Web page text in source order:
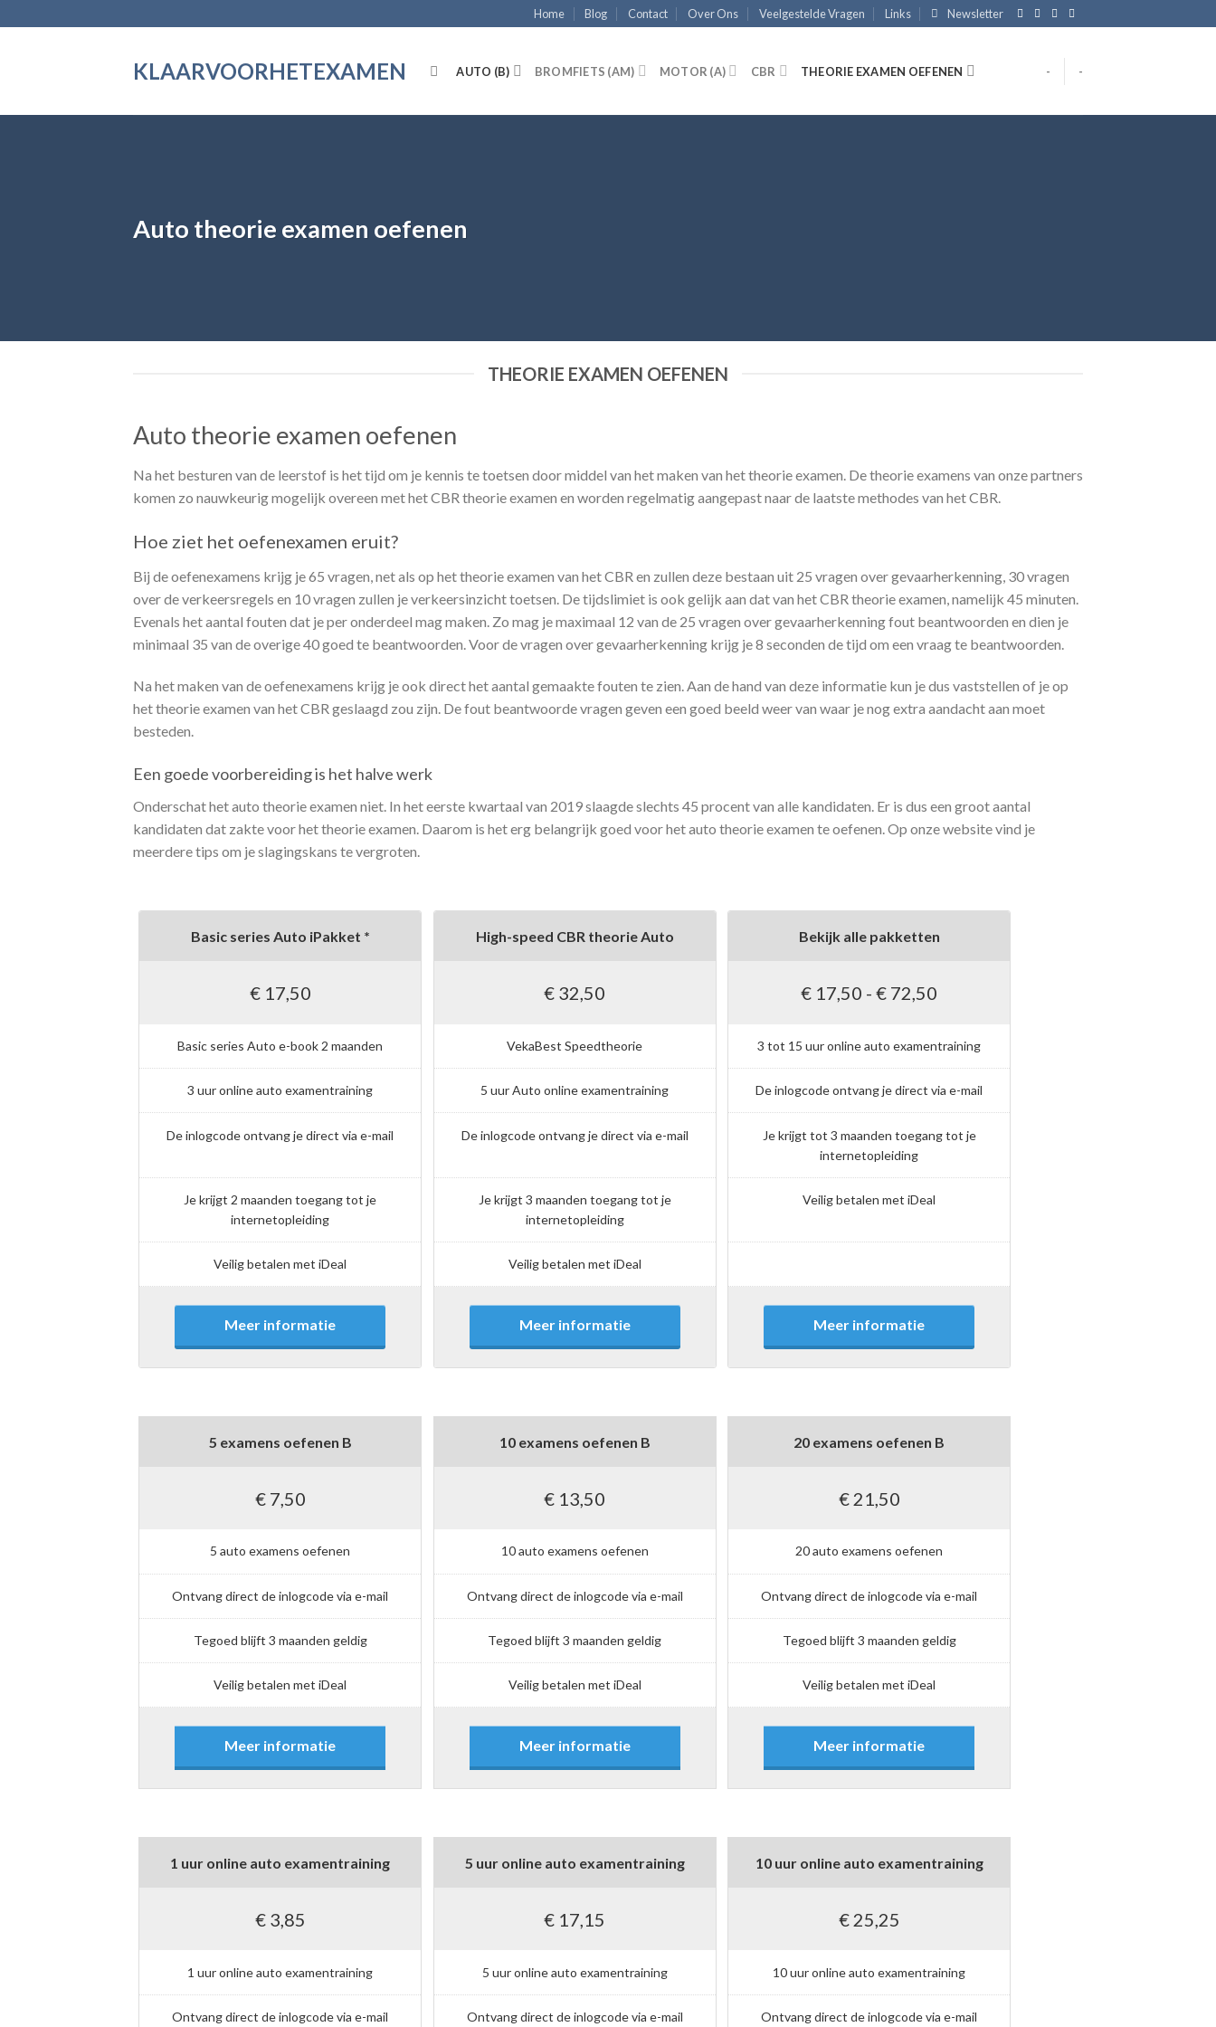
to
Home Blog Contact Over Ons Veelgestelde Vragen Links Newsletter
KLAARVOORHETEXAMEN AUTO (B) BROMFIETS (AM) MOTOR (A) CBR THEORIE EXAMEN OEFENEN - -
Auto theorie examen oefenen
THEORIE EXAMEN OEFENEN
Auto theorie examen oefenen
Na het besturen van de leerstof is het tijd om je kennis te toetsen door middel van het maken van het theorie examen. De theorie examens van onze partners
komen zo nauwkeurig mogelijk overeen met het CBR theorie examen en worden regelmatig aangepast naar de laatste methodes van het CBR.
Hoe ziet het oefenexamen eruit?
Bij de oefenexamens krijg je 65 vragen, net als op het theorie examen van het CBR en zullen deze bestaan uit 25 vragen over gevaarherkenning, 30 vragen
over de verkeersregels en 10 vragen zullen je verkeersinzicht toetsen. De tijdslimiet is ook gelijk aan dat van het CBR theorie examen, namelijk 45 minuten.
Evenals het aantal fouten dat je per onderdeel mag maken. Zo mag je maximaal 12 van de 25 vragen over gevaarherkenning fout beantwoorden en dien je
minimaal 35 van de overige 40 goed te beantwoorden. Voor de vragen over gevaarherkenning krijg je 8 seconden de tijd om een vraag te beantwoorden.
Na het maken van de oefenexamens krijg je ook direct het aantal gemaakte fouten te zien. Aan de hand van deze informatie kun je dus vaststellen of je op
het theorie examen van het CBR geslaagd zou zijn. De fout beantwoorde vragen geven een goed beeld weer van waar je nog extra aandacht aan moet
besteden.
Een goede voorbereiding is het halve werk
Onderschat het auto theorie examen niet. In het eerste kwartaal van 2019 slaagde slechts 45 procent van alle kandidaten. Er is dus een groot aantal
kandidaten dat zakte voor het theorie examen. Daarom is het erg belangrijk goed voor het auto theorie examen te oefenen. Op onze website vind je
meerdere tips om je slagingskans te vergroten.
Basic series Auto iPakket *
€ 17,50
Basic series Auto e-book 2 maanden
3 uur online auto examentraining
De inlogcode ontvang je direct via e-mail
Je krijgt 2 maanden toegang tot je
internetopleiding
Veilig betalen met iDeal
Meer informatie
High-speed CBR theorie Auto
€ 32,50
VekaBest Speedtheorie
5 uur Auto online examentraining
De inlogcode ontvang je direct via e-mail
Je krijgt 3 maanden toegang tot je
internetopleiding
Veilig betalen met iDeal
Meer informatie
Bekijk alle pakketten
€ 17,50 - € 72,50
3 tot 15 uur online auto examentraining
De inlogcode ontvang je direct via e-mail
Je krijgt tot 3 maanden toegang tot je
internetopleiding
Veilig betalen met iDeal
Meer informatie
5 examens oefenen B
€ 7,50
5 auto examens oefenen
Ontvang direct de inlogcode via e-mail
Tegoed blijft 3 maanden geldig
Veilig betalen met iDeal
Meer informatie
10 examens oefenen B
€ 13,50
10 auto examens oefenen
Ontvang direct de inlogcode via e-mail
Tegoed blijft 3 maanden geldig
Veilig betalen met iDeal
Meer informatie
20 examens oefenen B
€ 21,50
20 auto examens oefenen
Ontvang direct de inlogcode via e-mail
Tegoed blijft 3 maanden geldig
Veilig betalen met iDeal
Meer informatie
1 uur online auto examentraining
€ 3,85
1 uur online auto examentraining
Ontvang direct de inlogcode via e-mail
5 uur online auto examentraining
€ 17,15
5 uur online auto examentraining
Ontvang direct de inlogcode via e-mail
10 uur online auto examentraining
€ 25,25
10 uur online auto examentraining
Ontvang direct de inlogcode via e-mail